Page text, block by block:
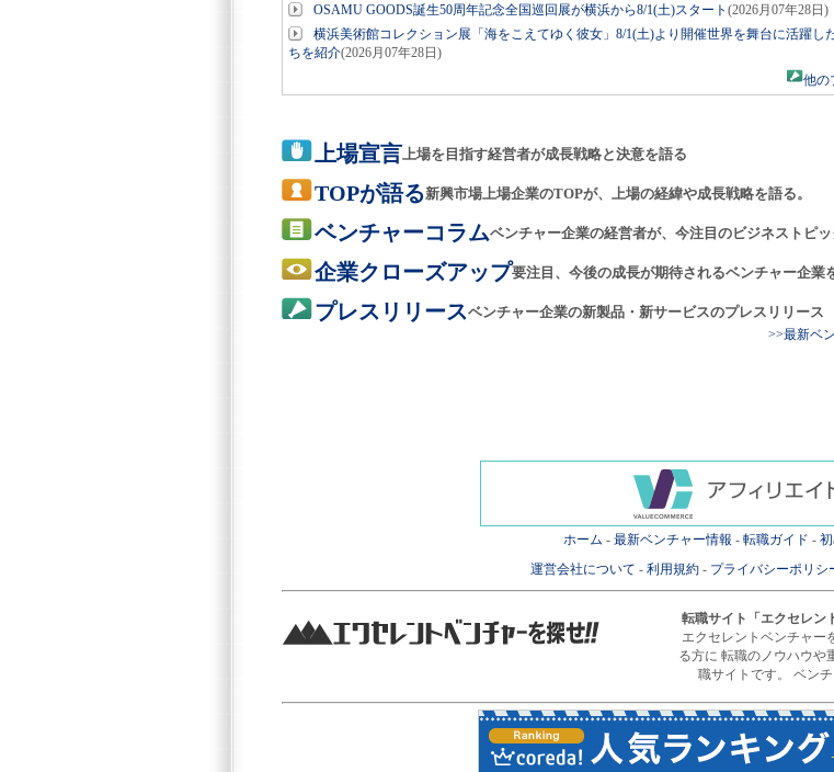
OSAMU GOODS誕生50周年記念全国巡回展が横浜から8/1(土)スタート (2026月07年28日)
横浜美術館コレクション展「海をこえてゆく彼女」8/1(土)より開催世界を舞台に活躍し
ちを紹介(2026月07年28日)
他の
上場宣言上場を目指す経営者が成長戦略と決意を語る
TOPが語る新興市場上場企業のTOPが、上場の経緯や成長戦略を語る。
ベンチャーコラムベンチャー企業の経営者が、今注目のビジネストピッ
企業クローズアップ要注目、今後の成長が期待されるベンチャー企業
プレスリリースベンチャー企業の新製品・新サービスのプレスリリース
>>最新ベ
ホーム - 最新ベンチャー情報 - 転職ガイド -
運営会社について - 利用規約 - プライバシーポリシ
転職サイト
「エクセレ
エクセレントベンチャー
る方に 転職のノウハウや
職サイトです。 ベン